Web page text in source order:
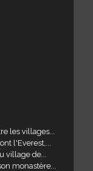
les villages...
l'Everest,...
village de...
monastère...